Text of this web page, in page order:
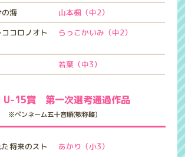
海
山本楓（中2）
コロノオト
らっこかいみ（中2）
若葉（中3）
U-15賞 第一次選考通過作品
※ペンネーム五十音順(敬称略)
将来のスト
あかり（小3）